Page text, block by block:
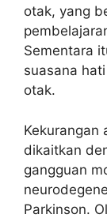
otak, yang
Sementara
suasana
otak.
Kekurangan
dikaitkan
gangguan
Parkinson.